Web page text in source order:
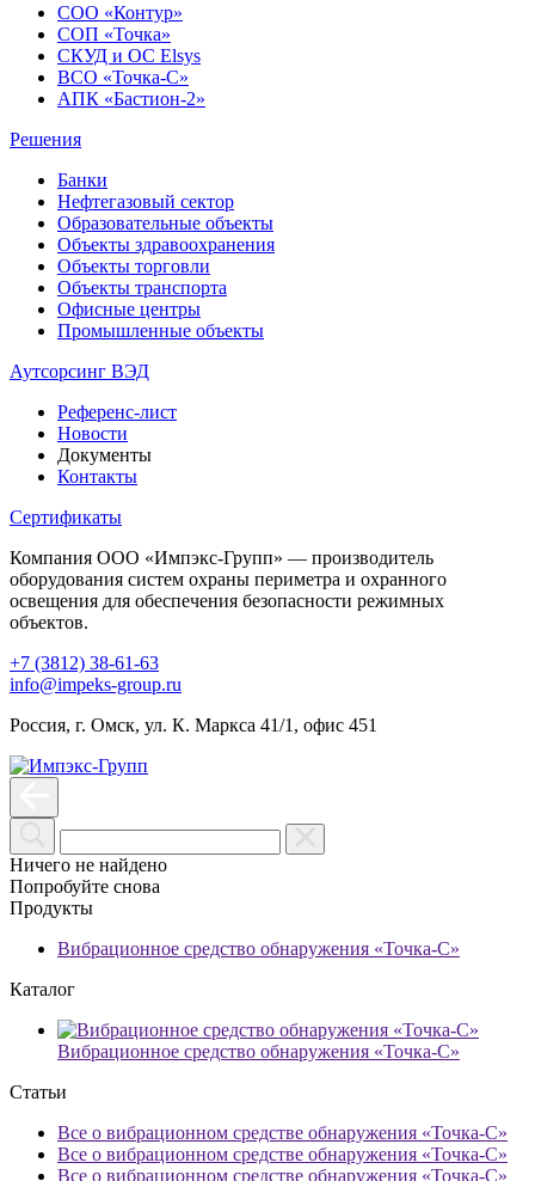
СОО «Контур»
СОП «Точка»
СКУД и ОС Elsys
ВСО «Точка-С»
АПК «Бастион-2»
Решения
Банки
Нефтегазовый сектор
Образовательные объекты
Объекты здравоохранения
Объекты торговли
Объекты транспорта
Офисные центры
Промышленные объекты
Аутсорсинг ВЭД
Референс-лист
Новости
Документы
Контакты
Сертификаты
Компания ООО «Импэкс-Групп» — производитель
оборудования систем охраны периметра и охранного
освещения для обеспечения безопасности режимных
объектов.
+7 (3812) 38-61-63
info@impeks-group.ru
Россия, г. Омск, ул. К. Маркса 41/1, офис 451
Ничего не найдено
Попробуйте снова
Продукты
Вибрационное средство обнаружения «Точка-С»
Каталог
Вибрационное средство обнаружения «Точка-С»
Статьи
Все о вибрационном средстве обнаружения «Точка-С»
Все о вибрационном средстве обнаружения «Точка-С»
Все о вибрационном средстве обнаружения «Точка-С»